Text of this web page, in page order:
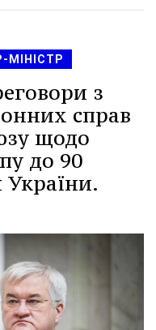
МІНІСТР
з
справ
щодо
до 90
України.